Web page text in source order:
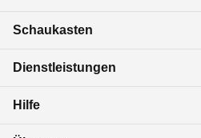
Schaukasten
Dienstleistungen
Hilfe